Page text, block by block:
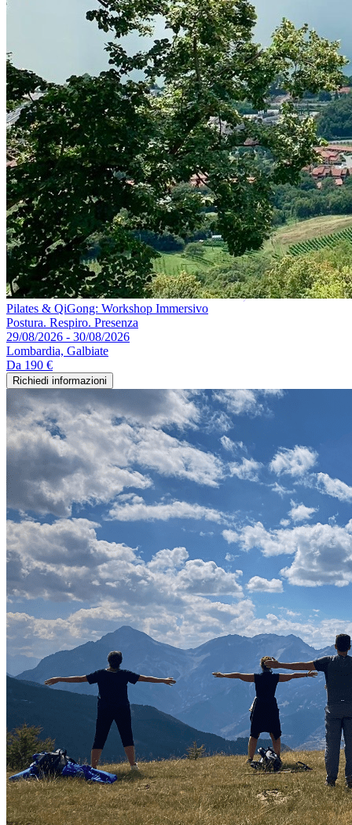
Pilates & QiGong: Workshop Immersivo
Postura. Respiro. Presenza
29/08/2026 - 30/08/2026
Lombardia, Galbiate
Da 190 €
Richiedi informazioni